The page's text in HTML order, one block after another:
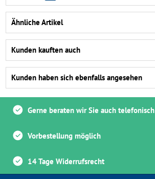
Ähnliche Artikel
Kunden kauften auch
Kunden haben sich ebenfalls angesehen
Gerne beraten wir Sie auch telefonisch
Vorbestellung möglich
14 Tage Widerrufsrecht